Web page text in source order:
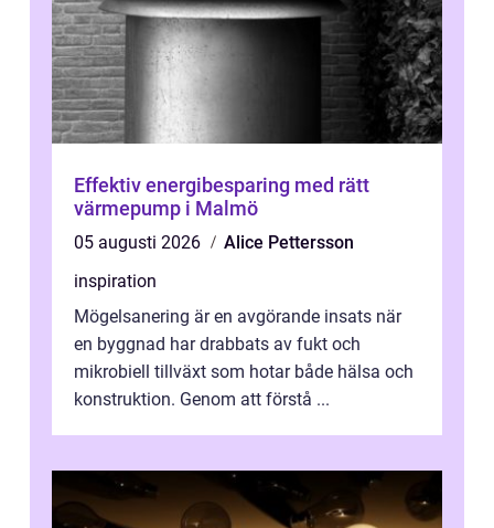
Effektiv energibesparing med rätt
värmepump i Malmö
05 augusti 2026
Alice Pettersson
inspiration
Mögelsanering är en avgörande insats när
en byggnad har drabbats av fukt och
mikrobiell tillväxt som hotar både hälsa och
konstruktion. Genom att förstå ...